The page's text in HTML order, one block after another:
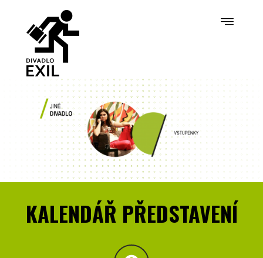
KALENDÁŘ PŘEDSTAVENÍ